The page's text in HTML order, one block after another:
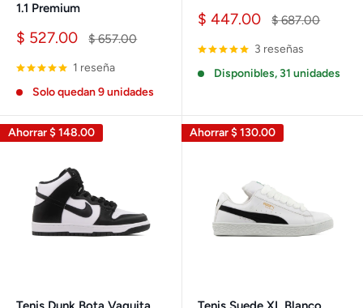
1.1 Premium
Precio
venta
$ 527.00
Precio
$ 657.00
1 reseña
Solo quedan 9 unidades
Precio
venta
$ 447.00
Precio
$ 687.00
3 reseñas
Disponibles, 31 unidades
Ahorrar$ 148.00 Ahorrar$ 130.00